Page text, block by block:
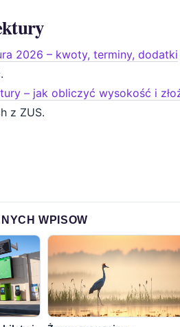
2026 – kwoty, terminy, dodatki
– jak obliczyć wysokość i
z ZUS.
WPISOW